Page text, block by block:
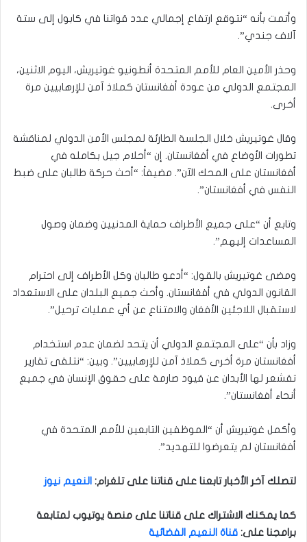
وأتمت بأنه “نتوقع ارتفاع إجمالي عدد قواتنا في كابول إلى ستة
آلاف جندي”.
وحذر الأمين العام للأمم المتحدة أنطونيو غوتيريش، اليوم الاثنين،
المجتمع الدولي من عودة أفغانستان كملاذ آمن للإرهابيين مرة
أخرى.
وقال غوتيريش خلال الجلسة الطارئة لمجلس الأمن الدولي لمناقشة
تطورات الأوضاع في أفغانستان. إن “أحلام جيل بكامله في
أفغانستان على المحك الآن”. مضيفاً: “أحث حركة طالبان على ضبط
النفس في أفغانستان”.
وتابع أن “على جميع الأطراف حماية المدنيين وضمان وصول
المساعدات إليهم”.
ومضى غوتيريش بالقول: “أدعو طالبان وكل الأطراف إلى احترام
القانون الدولي في أفغانستان. وأحث جميع البلدان على الاستعداد
لاستقبال اللاجئين الأفغان والامتناع عن أي عمليات ترحيل”.
وزاد بأن “على المجتمع الدولي أن يتحد لضمان عدم استخدام
أفغانستان مرة أخرى كملاذ آمن للإرهابيين”. وبين: “نتلقى تقارير
تقشعر لها الأبدان عن قيود صارمة على حقوق الإنسان في جميع
أنحاء أفغانستان”.
وأكمل غوتيريش أن “الموظفين التابعين للأمم المتحدة في
أفغانستان لم يتعرضوا للتهديد”.
لتصلك آخر الأخبار تابعنا على قناتنا على تلغرام: النعيم نيوز
كما يمكنك الاشتراك على قناتنا على منصة يوتيوب لمتابعة
برامجنا على: قناة النعيم الفضائية